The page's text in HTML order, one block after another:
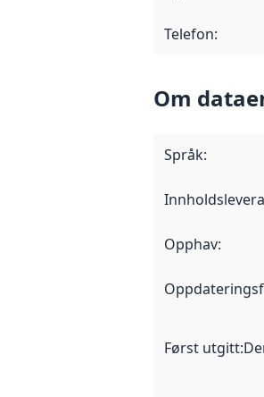
Telefon:
Om
Språk:
Opphav:
Først utgitt: